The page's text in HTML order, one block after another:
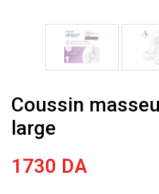
Coussin
large
1730 DA